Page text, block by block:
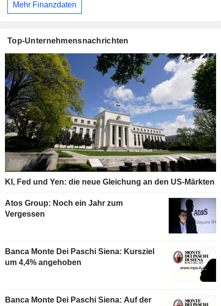
Mehr Finanzdaten
Top-Unternehmensnachrichten
KI, Fed und Yen: die neue Gleichung an den US-Märkten
Atos Group: Noch ein Jahr zum
Vergessen
Banca Monte Dei Paschi Siena: Kursziel
um 4,4% angehoben
Banca Monte Dei Paschi Siena: Auf der